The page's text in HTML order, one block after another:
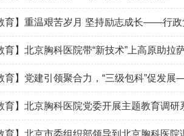
育】重温艰苦岁月 坚持励志成长——行
育】北京胸科医院带“新技术”上高原助拉
育】党建引领聚合力，“三级包科”促发
育】北京胸科医院党委开展主题教育调
育】北京市委组织部领导到北京胸科医院